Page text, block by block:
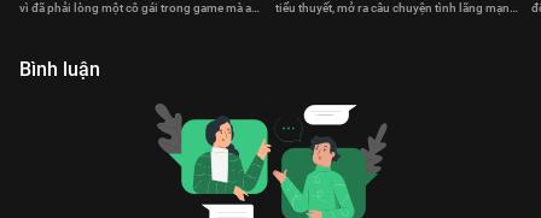
vì đã phải lòng một cô gái trong game mà anh
tiểu thuyết, mở ra câu chuyện tình lãng mạn
Bình luận